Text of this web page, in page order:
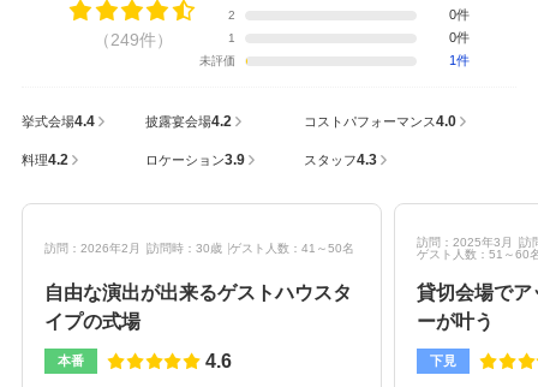
（249件）
2 0件
1 0件
未評価 1件
挙式会場4.4 披露宴会場4.2 コストパフォーマンス4.0
料理4.2 ロケーション3.9 スタッフ4.3
訪問：2026年2月 訪問時：30歳 ゲスト人数：41～50名
自由な演出が出来るゲストハウスタ
イプの式場
本番 4.6
訪問：2025年3月
訪
ゲスト人数：51～60
貸切会場でア
ーが叶う
下見